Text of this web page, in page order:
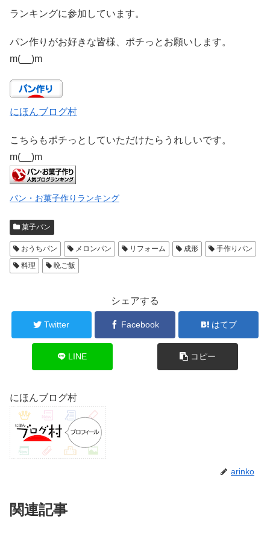
ランキングに参加しています。
パン作りがお好きな皆様、ポチっとお願いします。
m(__)m
にほんブログ村
こちらもポチっとしていただけたらうれしいです。
m(__)m
パン・お菓子作りランキング
菓子パン
おうちパン メロンパン リフォーム 成形
手作りパン
料理
晩ご飯
シェアする
Twitter Facebook はてブ
LINE コピー
にほんブログ村
arinko
関連記事